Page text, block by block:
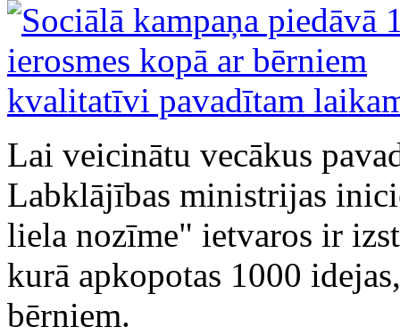
Lai veicinātu vecākus
Labklājības ministrijas
liela nozīme" ietvaros ir
kurā apkopotas 1000
bērniem.